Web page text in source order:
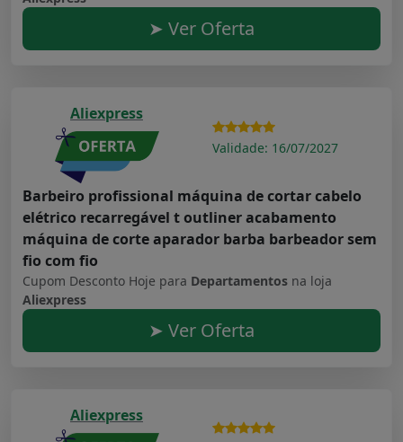
➤ Ver Oferta
Aliexpress
Validade: 16/07/2027
Barbeiro profissional máquina de cortar cabelo
elétrico recarregável t outliner acabamento
máquina de corte aparador barba barbeador sem
fio com fio
Cupom Desconto Hoje para Departamentos na loja
Aliexpress
➤ Ver Oferta
Aliexpress